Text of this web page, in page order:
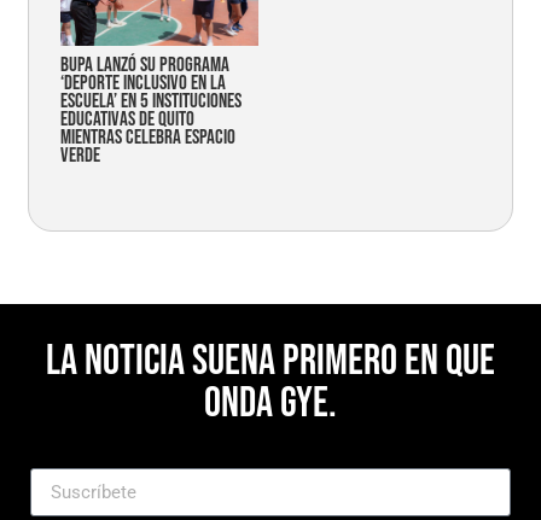
Bupa lanzó su programa
‘Deporte Inclusivo en la
Escuela’ en 5 instituciones
educativas de Quito
mientras celebra espacio
verde
La noticia suena primero en Que
Onda Gye.